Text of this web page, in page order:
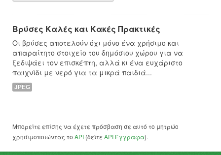
Βρύσες Καλές και Κακές Πρακτικές
Οι βρύσες αποτελούν όχι μόνο ένα χρήσιμο και
απαραίτητο στοιχείο του δημόσιου χώρου για να
ξεδιψάει τον επισκέπτη, αλλά κι ένα ευχάριστο
παιχνίδι με νερό για τα μικρά παιδιά...
JPEG
Μπορείτε επίσης να έχετε πρόσβαση σε αυτό το μητρώο
χρησιμοποιώντας το API (δείτε API Έγγραφα).